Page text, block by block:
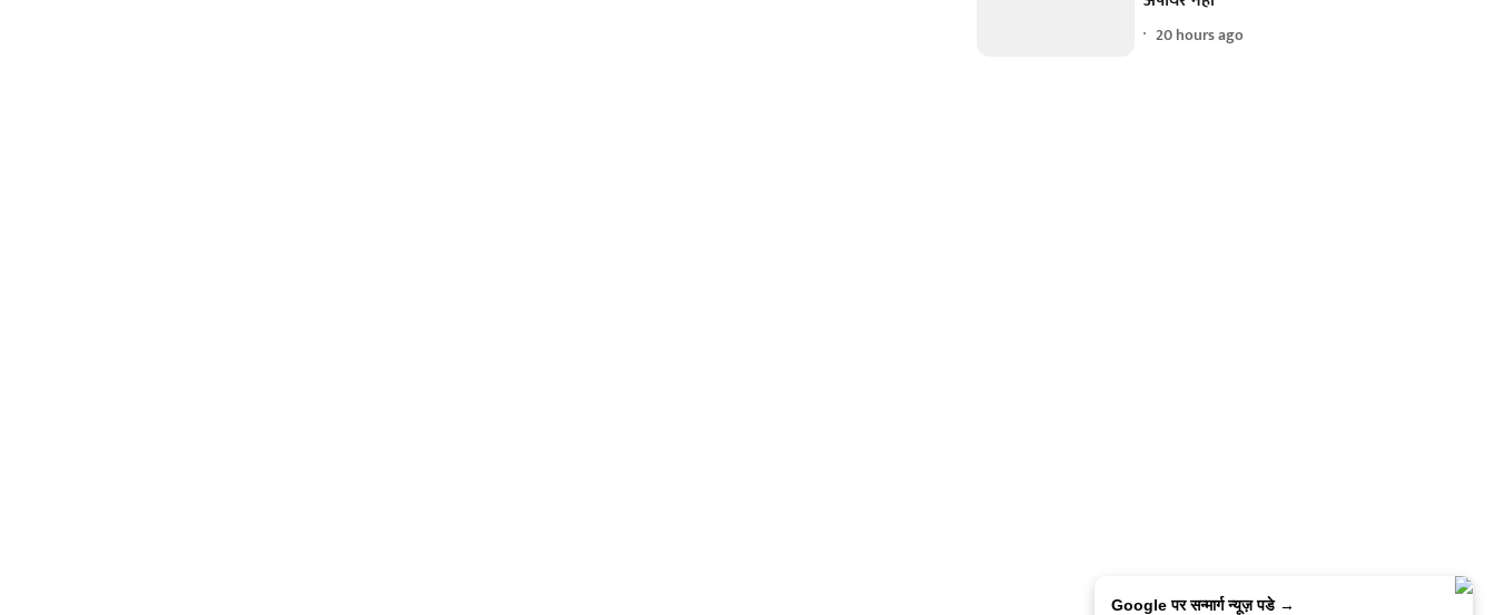
20 hours ago
Google पर सन्मार्ग न्यूज़ पडे →